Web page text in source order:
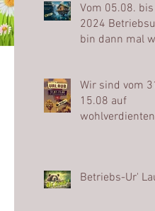
Vom 05.08.
2024
bin dann mal
Wir sind vom
15.08 auf
Betriebs-Ur'